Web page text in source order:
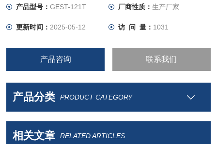
产品型号：GEST-121T 厂商性质： 生产厂家
更新时间： 2025-05-12 访 问 量： 1031
产品咨询 联系我们
产品分类 PRODUCT CATEGORY
相关文章 RELATED ARTICLES